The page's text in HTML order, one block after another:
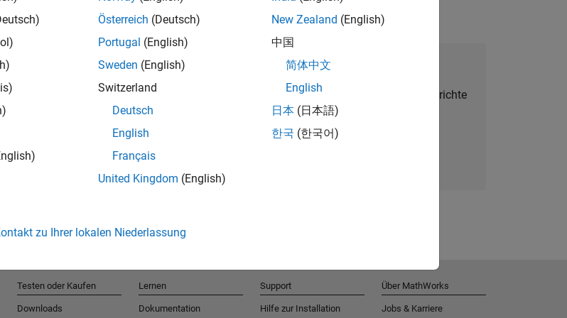
Talent Network beitreten
Erhalten Sie personalisierte Stellenangebote, Berichte
und Unternehmensneuigkeiten.
Österreich (Deutsch)
Portugal (English)
Sweden (English)
Switzerland
Deutsch
English
Français
United Kingdom (English)
New Zealand (English)
中国
简体中文
English
日本 (日本語)
한국 (한국어)
zu Ihrer lokalen Niederlassung
Testen oder Kaufen
Downloads
Lernen
Dokumentation
Support
Hilfe zur Installation
Über MathWorks
Jobs & Karriere